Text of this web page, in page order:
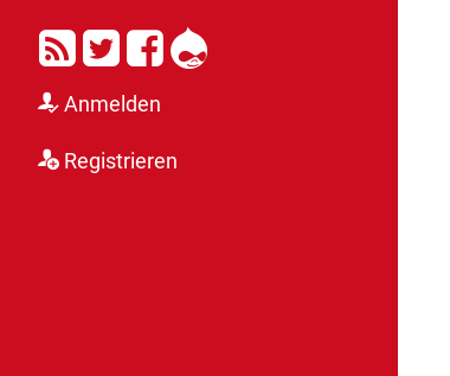
RSSTwitter
Facebook
Drupal
Anmelden
Registrieren